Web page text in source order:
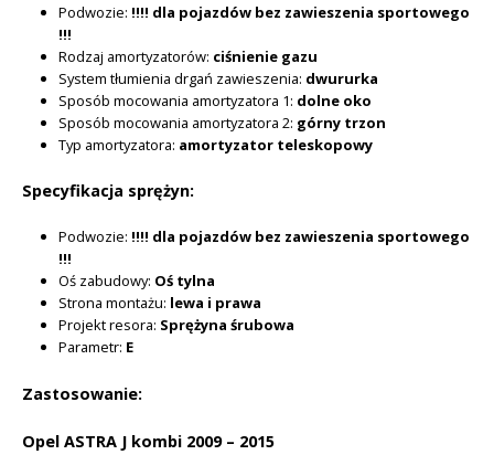
Podwozie: !!!! dla pojazdów bez zawieszenia sportowego
!!!
Rodzaj amortyzatorów: ciśnienie gazu
System tłumienia drgań zawieszenia: dwururka
Sposób mocowania amortyzatora 1: dolne oko
Sposób mocowania amortyzatora 2: górny trzon
Typ amortyzatora: amortyzator teleskopowy
Specyfikacja sprężyn:
Podwozie: !!!! dla pojazdów bez zawieszenia sportowego
!!!
Oś zabudowy: Oś tylna
Strona montażu: lewa i prawa
Projekt resora: Sprężyna śrubowa
Parametr: E
Zastosowanie:
Opel ASTRA J kombi 2009 – 2015